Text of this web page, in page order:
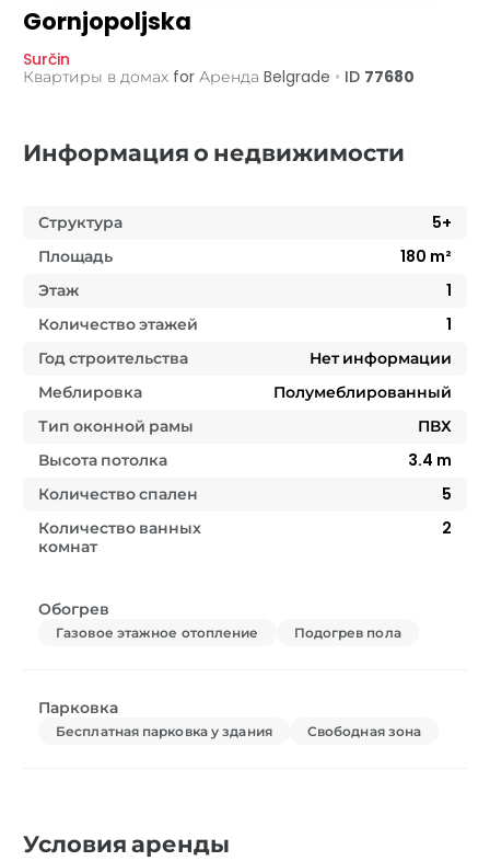
Gornjopoljska
Surčin
Квартиры в домах for Аренда Belgrade • ID 77680
Информация о недвижимости
Структура
5+
Площадь
180 m²
Этаж
1
Количество этажей
1
Год строительства
Нет информации
Меблировка
Полумеблированный
Тип оконной рамы
ПВХ
Высота потолка
3.4 m
Количество спален
5
Количество ванных
комнат
2
Обогрев
Газовое этажное отопление Подогрев пола
Парковка
Бесплатная парковка у здания Свободная зона
Условия аренды